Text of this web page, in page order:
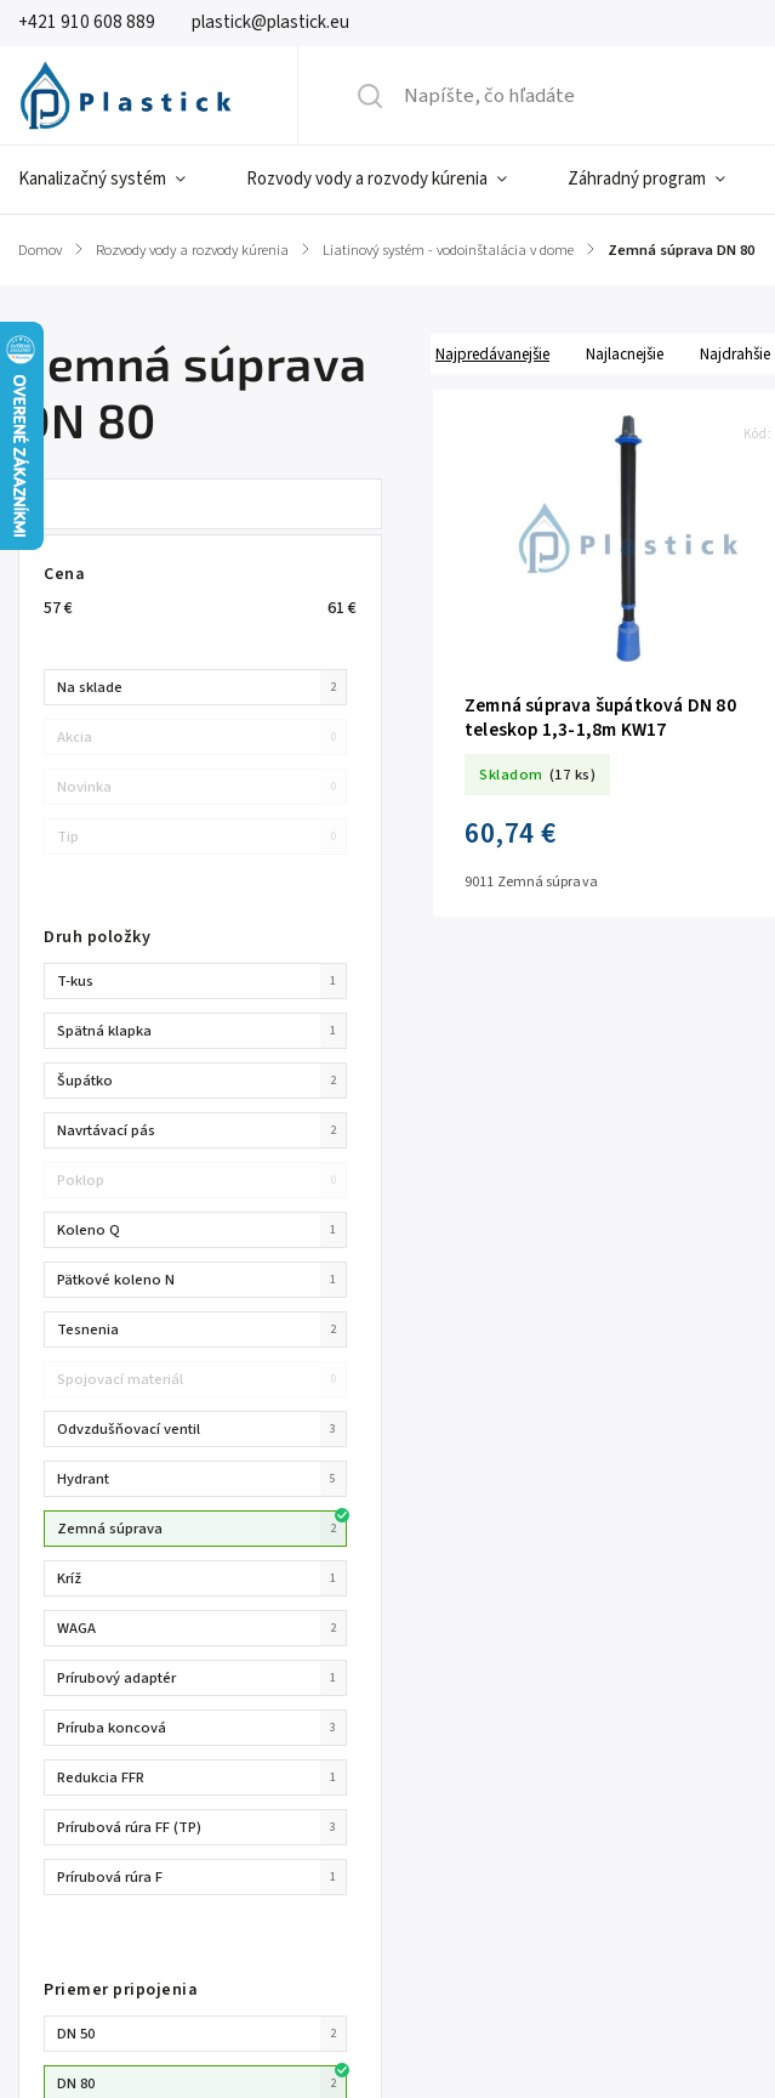
+421 910 608 889 plastick@plastick.eu
Kanalizačný systém Rozvody vody a rozvody kúrenia Záhradný program
Domov / Rozvody vody a rozvody kúrenia / Liatinový systém - vodoinštalácia v dome / Zemná súprava DN 80
Zemná súprava
DN 80
Cena
57€ 61€
Na sklade 2
Akcia 0
Novinka 0
Tip 0
Druh položky
T-kus 1
Spätná klapka 1
Šupátko 2
Navrtávací pás 2
Poklop 0
Koleno Q 1
Pätkové koleno N 1
Tesnenia 2
Spojovací materiál 0
Odvzdušňovací ventil 3
Hydrant 5
Zemná súprava 2
Kríž 1
WAGA 2
Prírubový adaptér 1
Príruba koncová 3
Redukcia FFR 1
Prírubová rúra FF (TP) 3
Prírubová rúra F 1
Priemer pripojenia
DN 50 2
DN 80 2
Najpredávanejšie Najlacnejšie Najdrahšie
Zemná súprava šupátková DN 80
teleskop 1,3-1,8m KW17
Skladom (17 ks)
60,74 €
9011 Zemná súprava
Kód: